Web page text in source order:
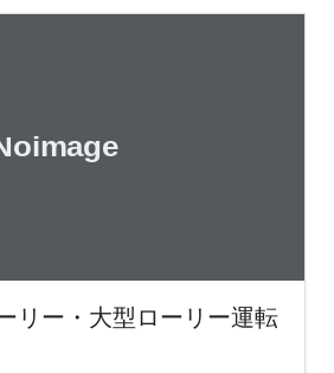
リー・大型ローリー運転